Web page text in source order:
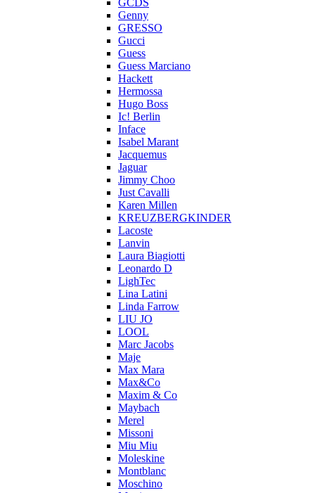
GCDS
Genny
GRESSO
Gucci
Guess
Guess Marciano
Hackett
Hermossa
Hugo Boss
Ic! Berlin
Inface
Isabel Marant
Jacquemus
Jaguar
Jimmy Choo
Just Cavalli
Karen Millen
KREUZBERGKINDER
Lacoste
Lanvin
Laura Biagiotti
Leonardo D
LighTec
Lina Latini
Linda Farrow
LIU JO
LOOL
Marc Jacobs
Maje
Max Mara
Max&Co
Maxim & Co
Maybach
Merel
Missoni
Miu Miu
Moleskine
Montblanc
Moschino